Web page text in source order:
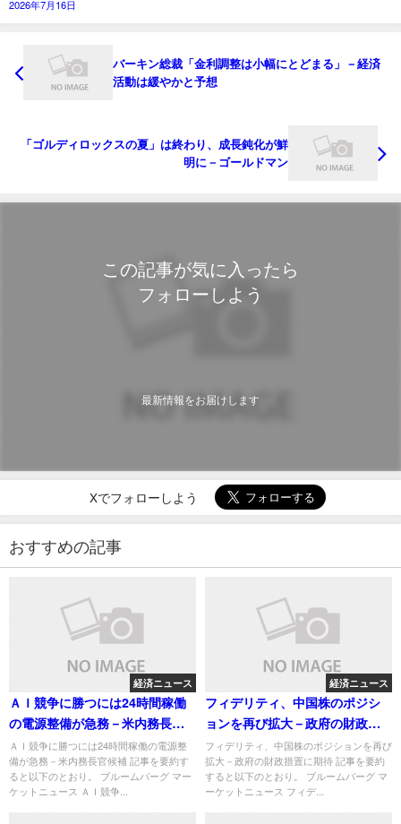
2026年7月16日
バーキン総裁「金利調整は小幅にとどまる」－経済
活動は緩やかと予想
「ゴルディロックスの夏」は終わり、成長鈍化が鮮
明に－ゴールドマン
この記事が気に入ったら
フォローしよう
最新情報をお届けします
Xでフォローしよう
おすすめの記事
経済ニュース
ＡＩ競争に勝つには24時間稼働
の電源整備が急務－米内務長官
候補
ＡＩ競争に勝つには24時間稼働の電源整
備が急務－米内務長官候補 記事を要約す
ると以下のとおり。 ブルームバーグ マー
ケットニュース ＡＩ競争...
経済ニュース
フィデリティ、中国株のポジシ
ョンを再び拡大－政府の財政措
置に期待
フィデリティ、中国株のポジションを再び
拡大－政府の財政措置に期待 記事を要約
すると以下のとおり。 ブルームバーグ マ
ーケットニュース フィデ...